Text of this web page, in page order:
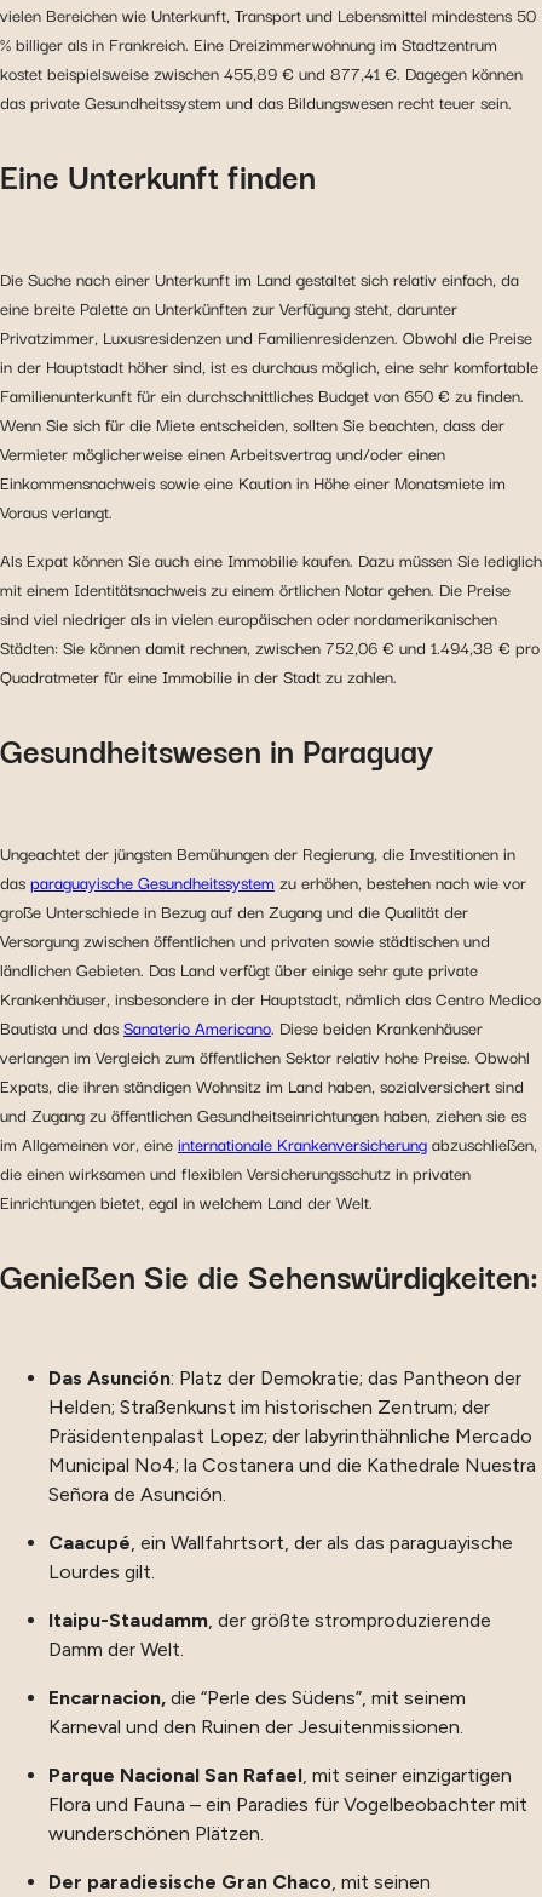
vielen Bereichen wie Unterkunft, Transport und Lebensmittel mindestens 50
% billiger als in Frankreich. Eine Dreizimmerwohnung im Stadtzentrum
kostet beispielsweise zwischen 455,89 € und 877,41 €. Dagegen können
das private Gesundheitssystem und das Bildungswesen recht teuer sein.
Eine Unterkunft finden
Die Suche nach einer Unterkunft im Land gestaltet sich relativ einfach, da
eine breite Palette an Unterkünften zur Verfügung steht, darunter
Privatzimmer, Luxusresidenzen und Familienresidenzen. Obwohl die Preise
in der Hauptstadt höher sind, ist es durchaus möglich, eine sehr komfortable
Familienunterkunft für ein durchschnittliches Budget von 650 € zu finden.
Wenn Sie sich für die Miete entscheiden, sollten Sie beachten, dass der
Vermieter möglicherweise einen Arbeitsvertrag und/oder einen
Einkommensnachweis sowie eine Kaution in Höhe einer Monatsmiete im
Voraus verlangt.
Als Expat können Sie auch eine Immobilie kaufen. Dazu müssen Sie lediglich
mit einem Identitätsnachweis zu einem örtlichen Notar gehen. Die Preise
sind viel niedriger als in vielen europäischen oder nordamerikanischen
Städten: Sie können damit rechnen, zwischen 752,06 € und 1.494,38 € pro
Quadratmeter für eine Immobilie in der Stadt zu zahlen.
Gesundheitswesen in Paraguay
Ungeachtet der jüngsten Bemühungen der Regierung, die Investitionen in
dasparaguayische Gesundheitssystem zu erhöhen, bestehen nach wie vor
große Unterschiede in Bezug auf den Zugang und die Qualität der
Versorgung zwischen öffentlichen und privaten sowie städtischen und
ländlichen Gebieten. Das Land verfügt über einige sehr gute private
Krankenhäuser, insbesondere in der Hauptstadt, nämlich das Centro Medico
Bautista und dasSanaterio Americano. Diese beiden Krankenhäuser
verlangen im Vergleich zum öffentlichen Sektor relativ hohe Preise. Obwohl
Expats, die ihren ständigen Wohnsitz im Land haben, sozialversichert sind
und Zugang zu öffentlichen Gesundheitseinrichtungen haben, ziehen sie es
im Allgemeinen vor, eineinternationale Krankenversicherungabzuschließen,
die einen wirksamen und flexiblen Versicherungsschutz in privaten
Einrichtungen bietet, egal in welchem Land der Welt.
Genießen Sie die Sehenswürdigkeiten:
Das Asunción: Platz der Demokratie; das Pantheon der
Helden; Straßenkunst im historischen Zentrum; der
Präsidentenpalast Lopez; der labyrinthähnliche Mercado
Municipal No4; la Costanera und die Kathedrale Nuestra
Señora de Asunción.
Caacupé, ein Wallfahrtsort, der als das paraguayische
Lourdes gilt.
Itaipu-Staudamm, der größte stromproduzierende
Damm der Welt.
Encarnacion, die “Perle des Südens”, mit seinem
Karneval und den Ruinen der Jesuitenmissionen.
Parque Nacional San Rafael, mit seiner einzigartigen
Flora und Fauna – ein Paradies für Vogelbeobachter mit
wunderschönen Plätzen.
Der paradiesische Gran Chaco, mit seinen